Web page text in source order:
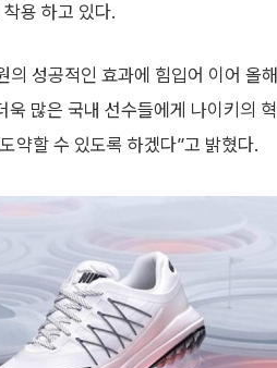
용 하고 있다.
성공적인 효과에 힘입어 이어 올
많은 국내 선수들에게 나이키의
약할 수 있도록 하겠다”고 밝혔다.